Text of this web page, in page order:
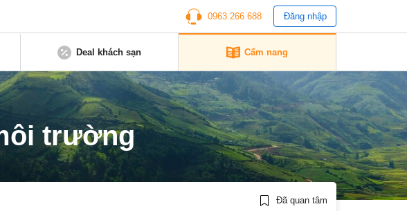
0963 266 688 Đăng nhập
Deal khách sạn Cẩm nang
trường
Đã quan tâm